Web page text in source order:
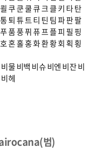
쾰 쿠쿤쿨큐크클키 타탄
통퇴튜트티 틴 팀파판팔
푸품풍퓌 퓨프플피 필 핑
호혼홀홍화환황회 획 횡
비물비백 비슈비엔 비잔비
비헤
범)